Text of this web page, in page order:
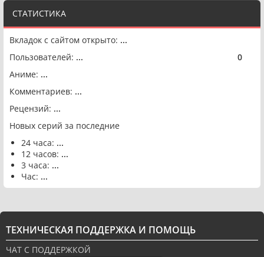
СТАТИСТИКА
Вкладок с сайтом открыто: ...
Пользователей: ... 0
Аниме: ...
Комментариев: ...
Рецензий: ...
Новых серий за последние
24 часа: ...
12 часов: ...
3 часа: ...
Час: ...
ТЕХНИЧЕСКАЯ ПОДДЕРЖКА И ПОМОЩЬ
ЧАТ С ПОДДЕРЖКОЙ